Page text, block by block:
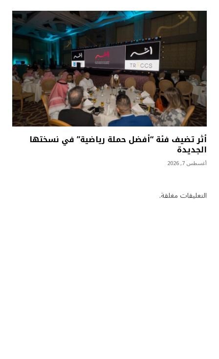
أثر تضيف فئة “أفضل حملة رياضية” في نسختها
الجديدة
أغسطس 7, 2026
التعليقات مغلقة.